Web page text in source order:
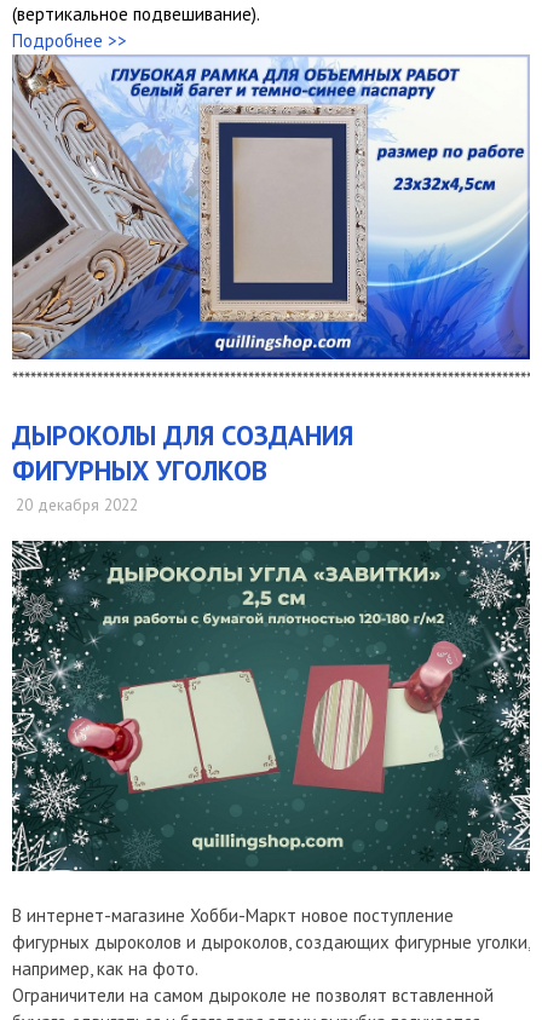
(вертикальное подвешивание).
Подробнее >>
ДЫРОКОЛЫ ДЛЯ СОЗДАНИЯ
ФИГУРНЫХ УГОЛКОВ
20 декабря 2022
В интернет-магазине Хобби-Маркт новое поступление
фигурных дыроколов и дыроколов, создающих фигурные уголки,
например, как на фото.
Ограничители на самом дыроколе не позволят вставленной